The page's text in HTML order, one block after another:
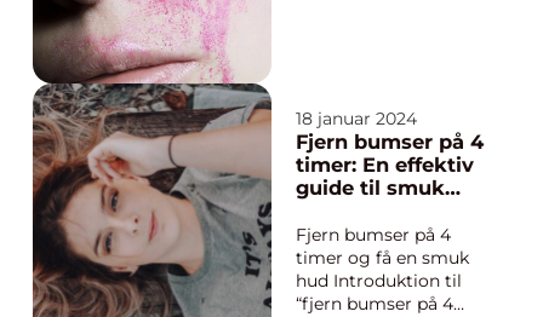
kan bumser på
kinderne forekomme
hos både teenagere
og voksne. I denne
artikel vil vi...
18 januar 2024
Fjern bumser på 4
timer: En effektiv
guide til smuk
Fjern bumser på 4
timer og få en smuk
hud Introduktion til
“fjern bumser på 4